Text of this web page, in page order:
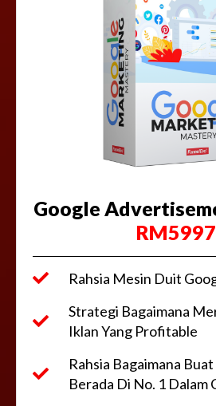
Google
Rahsia Mesin Duit
Strategi Bagaimana
Iklan Yang Profitable
Rahsia Bagaimana
Berada Di No. 1 Dalam